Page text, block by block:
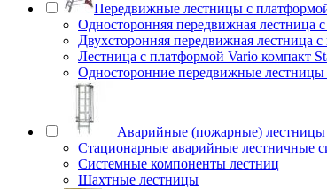
Передвижные лестницы с
Односторонняя передвижная лестница
Двухсторонняя передвижная лестница
Лестница с платформой Vario компакт
Односторонние передвижные
Аварийные (пожарные) лестницы
Стационарные аварийные лестничные
Системные компоненты лестниц
Шахтные лестницы